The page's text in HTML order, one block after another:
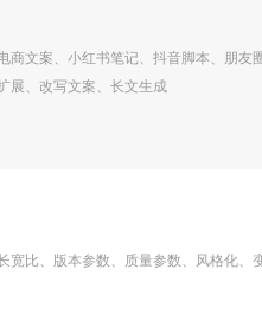
文案、小红书笔记、抖音脚本、朋友
展、改写文案、长文生成
比、版本参数、质量参数、风格化、